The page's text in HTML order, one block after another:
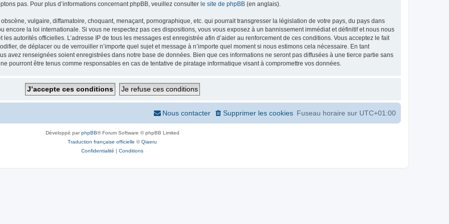
pas. Pour plus d’informations concernant phpBB, veuillez consulter le site de phpBB (en anglais).
vulgaire, diffamatoire, choquant, menaçant, pornographique, etc. qui pourrait transgresser la législation de votre pays, du pays dans
encore la loi internationale. Si vous ne respectez pas ces dispositions, vous vous exposez à un bannissement immédiat et définitif et nous nous
autorités officielles. L’adresse IP de tous les messages est enregistrée afin d’aider au renforcement de ces conditions. Vous acceptez le fait
de déplacer ou de verrouiller n’importe quel sujet et message à n’importe quel moment si nous estimons cela nécessaire. En tant
avez renseignées soient enregistrées dans notre base de données. Bien que ces informations ne seront pas diffusées à une tierce partie sans
pourront être tenus comme responsables en cas de tentative de piratage informatique visant à compromettre vos données.
Fuseau horaire sur UTC+01:00
Supprimer les cookies
Nous contacter
Développé parphpBB® Forum Software © phpBB Limited
Traduction française officielle ©Qiaeru
Confidentialité | Conditions